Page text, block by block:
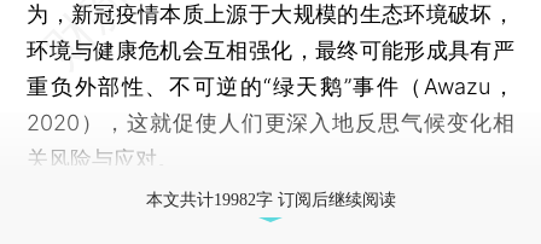
为，新冠疫情本质上源于大规模的生态环境破坏，
环境与健康危机会互相强化，最终可能形成具有严
重负外部性、不可逆的“绿天鹅”事件（Awazu，
2020），这就促使人们更深入地反思气候变化相
关风险与应对。
本文共计19982字 订阅后继续阅读